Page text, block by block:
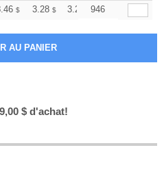
$ 3.28 $ 3.23 $946
$ d'achat!